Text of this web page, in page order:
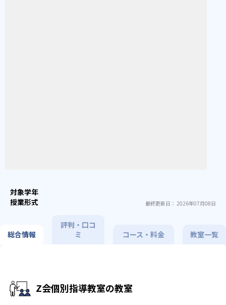
最終更新日： 2026年07月08日
総合情報
評判・口コ
ミ
コース・料金 教室一覧
Z会個別指導教室の教室